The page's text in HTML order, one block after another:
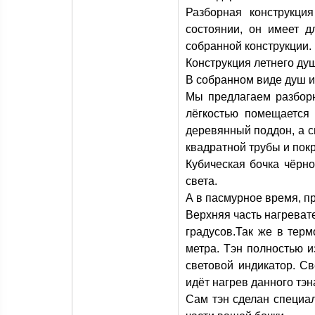
Разборная
состоянии, он имеет
собранной конструкции.
Конструкция летнего
В собранном виде душ
Мы предлагаем
лёгкостью
деревянный поддон, а
квадратной трубы и
Кубическая бочка
света.
А в пасмурное время,
Верхняя часть
градусов.Так же в
метра. Тэн полностью
световой индикатор.
идёт нагрев данного
Сам тэн сделан